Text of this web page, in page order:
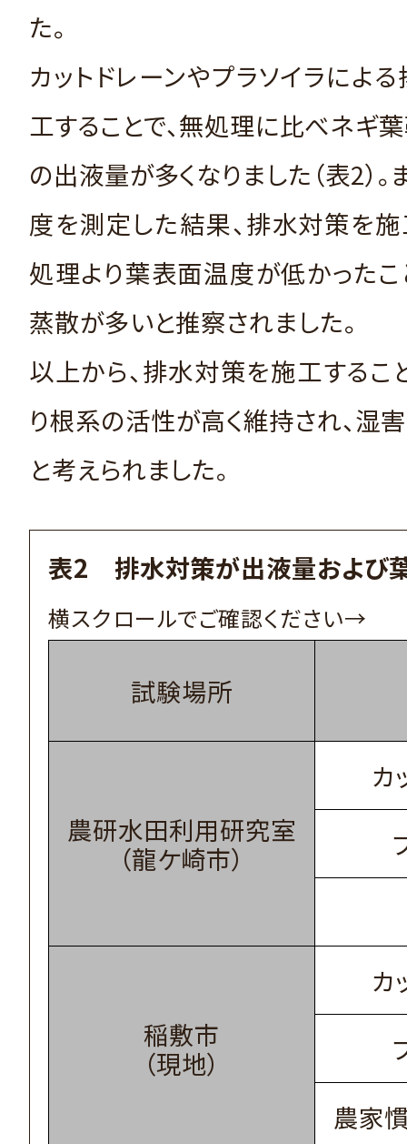
た。
カットドレーンやプラソイラによ
工することで、無処理に比べネギ
の出液量が多くなりました（表2）
度を測定した結果、排水対策を
処理より葉表面温度が低かったこ
蒸散が多いと推察されました。
以上から、排水対策を施工するこ
り根系の活性が高く維持され、湿
と考えられました。
表2 排水対策が出液量および
試験場所
農研水田利用研究室
（龍ケ崎市）
カ
稲敷市
（現地）
カ
農家